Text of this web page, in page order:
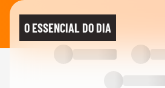
O ESSENCIAL DO DIA